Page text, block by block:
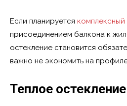
Если планируется
присоединением балкона к
остекление становится
важно не экономить на
Теплое